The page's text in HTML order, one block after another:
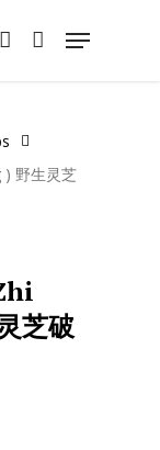
account
Menu
野生灵芝
芝破